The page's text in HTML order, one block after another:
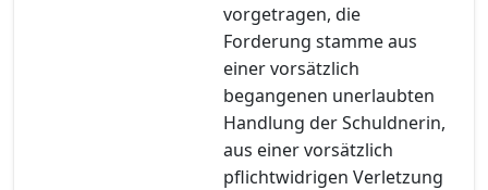
vorgetragen, die
Forderung stamme aus
einer vorsätzlich
begangenen unerlaubten
Handlung der Schuldnerin,
aus einer vorsätzlich
pflichtwidrigen Verletzung